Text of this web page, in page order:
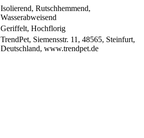
Isolierend, Rutschhemmend,
Wasserabweisend
Geriffelt, Hochflorig
TrendPet, Siemensstr. 11, 48565, Steinfurt,
Deutschland, www.trendpet.de